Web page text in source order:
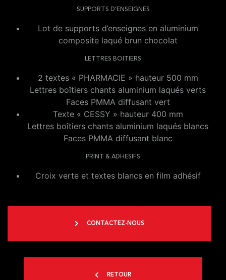
SUPPORTS D’ENSEIGNES
Lot de supports d’enseignes en aluminium
composite laqué brun chocolat
LETTRES BOITIERS
2 textes « PHARMACIE » hauteur 500 mm
Lettres boîtiers chants aluminium laqués verts
Faces PMMA diffusant vert
Texte « CESSY » hauteur 400 mm
Lettres boîtiers chants aluminium laqués blancs
Faces PMMA diffusant blanc
PRINT & ADHESIFS
Croix verte et textes blancs en film adhésif
CONTACTEZ-NOUS
RETOUR